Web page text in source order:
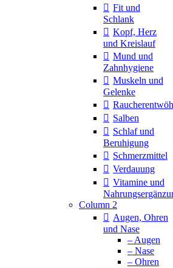
Fit und
Schlank
Kopf, Herz
und Kreislauf
Mund und
Zahnhygiene
Muskeln und
Gelenke
Salben
Schlaf und
Beruhigung
Schmerzmittel
Verdauung
Vitamine und
Column 2
Augen, Ohren
und Nase
– Augen
– Nase
– Ohren